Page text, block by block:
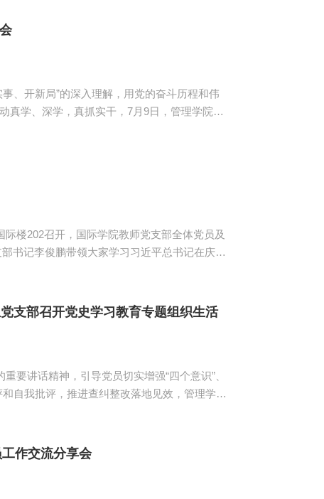
续共...
、开新局”的深入理解，用党的奋斗历程和伟
真学、深学，真抓实干，7月9日，管理学院教
，系统回顾了中国共产...
202召开，国际学院教师党支部全体党员及
我们实现了...
支部召开党史学习教育专题组织生活
讲话精神，引导党员切实增强“四个意识”、
自我批评，推进查纠整改落地见效，管理学院
作交流分享会